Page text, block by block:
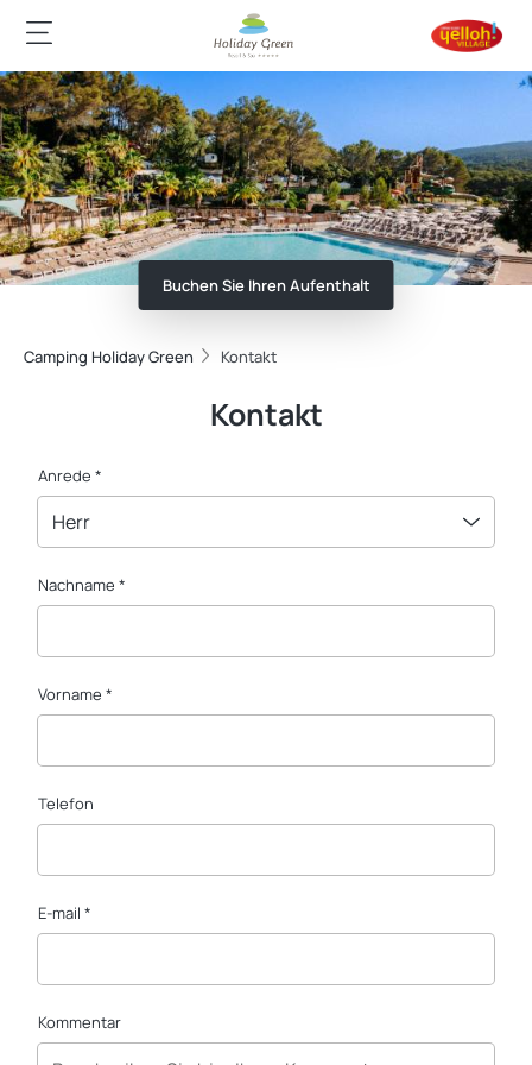
Buchen Sie Ihren Aufenthalt
Camping Holiday Green Kontakt
Kontakt
Anrede *
Herr
Nachname *
Vorname *
Telefon
E-mail *
Kommentar